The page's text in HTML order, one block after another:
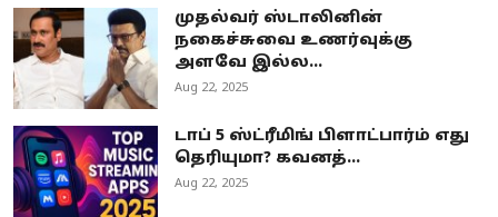
முதல்வர் ஸ்டாலினின்
நகைச்சுவை உணர்வுக்கு
அளவே இல்ல...
Aug 22, 2025
டாப் 5 ஸ்ட்ரீமிங் பிளாட்பார்ம் எது
தெரியுமா? கவனத்...
Aug 22, 2025